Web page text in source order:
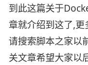
到此这篇关于
章就介绍到这了,
请搜索脚本之家以
关文章希望大家以